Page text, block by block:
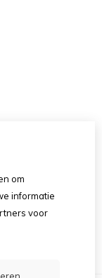
om
informatie
voor